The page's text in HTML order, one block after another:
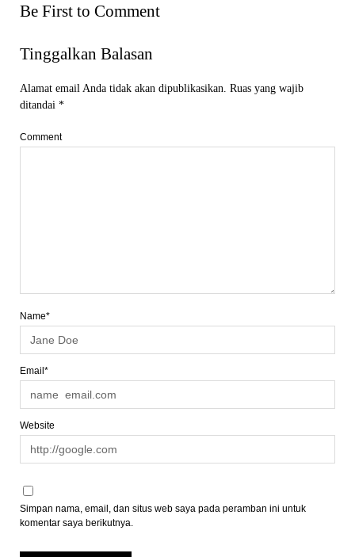
Be First to Comment
Tinggalkan Balasan
Alamat email Anda tidak akan dipublikasikan. Ruas yang wajib
ditandai *
Comment
Name*
Email*
Website
Simpan nama, email, dan situs web saya pada peramban ini untuk
komentar saya berikutnya.